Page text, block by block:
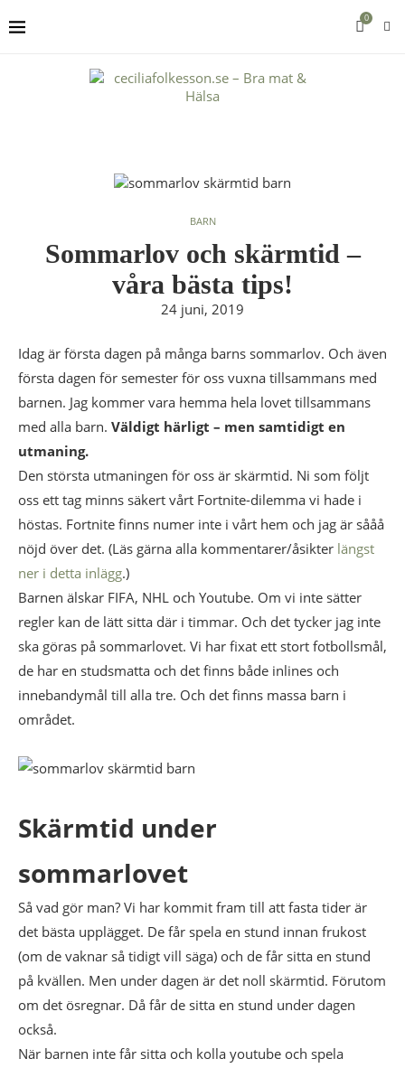
0
BARN
Sommarlov och skärmtid –
våra bästa tips!
24 juni, 2019
Idag är första dagen på många barns sommarlov. Och även
första dagen för semester för oss vuxna tillsammans med
barnen. Jag kommer vara hemma hela lovet tillsammans
med alla barn. Väldigt härligt – men samtidigt en
utmaning.
Den största utmaningen för oss är skärmtid. Ni som följt
oss ett tag minns säkert vårt Fortnite-dilemma vi hade i
höstas. Fortnite finns numer inte i vårt hem och jag är sååå
nöjd över det. (Läs gärna alla kommentarer/åsikter längst
ner i detta inlägg.)
Barnen älskar FIFA, NHL och Youtube. Om vi inte sätter
regler kan de lätt sitta där i timmar. Och det tycker jag inte
ska göras på sommarlovet. Vi har fixat ett stort fotbollsmål,
de har en studsmatta och det finns både inlines och
innebandymål till alla tre. Och det finns massa barn i
området.
Skärmtid under
sommarlovet
Så vad gör man? Vi har kommit fram till att fasta tider är
det bästa upplägget. De får spela en stund innan frukost
(om de vaknar så tidigt vill säga) och de får sitta en stund
på kvällen. Men under dagen är det noll skärmtid. Förutom
om det ösregnar. Då får de sitta en stund under dagen
också.
När barnen inte får sitta och kolla youtube och spela